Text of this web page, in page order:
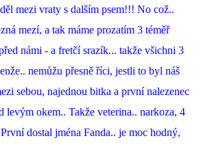
mezi vraty s dalším psem!!! No což..
mezí, a tak máme prozatím 3 téměř
námi - a fretčí srazík... takže všichni 3
nemůžu přesně říci, jestli to byl náš
sebou, najednou bitka a první nalezenec
levým okem.. Takže veterina.. narkoza, 4
dostal jména Fanda.. je moc hodný,